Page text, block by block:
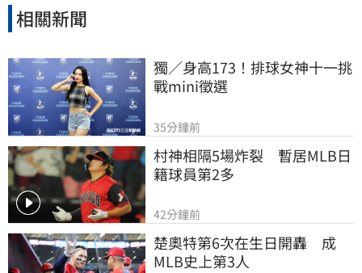
相關新聞
獨／身高173！排球女神十一挑
戰mini徵選
35分鐘前
村神相隔5場炸裂　暫居MLB日
籍球員第2多
42分鐘前
楚奧特第6次在生日開轟　成
MLB史上第3人